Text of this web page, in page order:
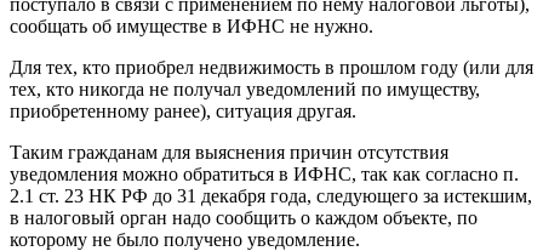
сообщать об имуществе в ИФНС не нужно.
Для тех, кто приобрел недвижимость в прошлом году (или для
тех, кто никогда не получал уведомлений по имуществу,
приобретенному ранее), ситуация другая.
Таким гражданам для выяснения причин отсутствия
уведомления можно обратиться в ИФНС, так как согласно п.
2.1 ст. 23 НК РФ до 31 декабря года, следующего за истекшим,
в налоговый орган надо сообщить о каждом объекте, по
которому не было получено уведомление.